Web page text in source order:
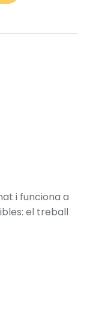
i funciona a
el treball